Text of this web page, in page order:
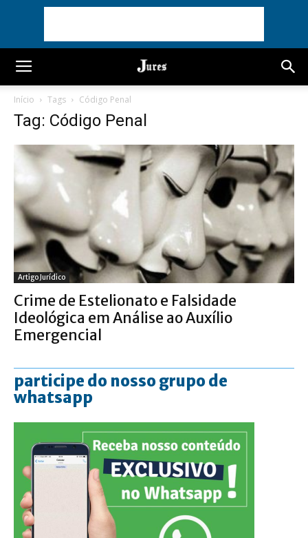
Início Tags Código Penal
Tag: Código Penal
Artigo Jurídico
Crime de Estelionato e Falsidade
Ideológica em Análise ao Auxílio
Emergencial
participe do nosso grupo de
whatsapp